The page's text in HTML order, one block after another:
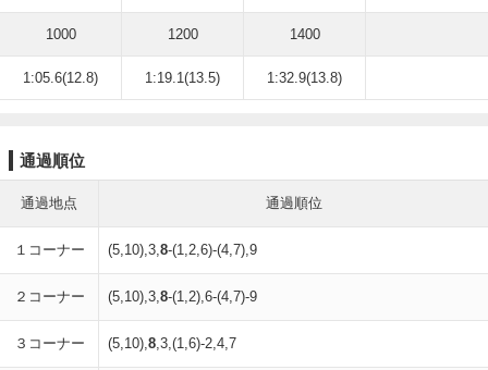
1000 1200 1400
1:05.6(12.8) 1:19.1(13.5) 1:32.9(13.8)
通過順位
通過地点 通過順位
１コーナー (5,10),3,8-(1,2,6)-(4,7),9
２コーナー (5,10),3,8-(1,2),6-(4,7)-9
３コーナー (5,10),8,3,(1,6)-2,4,7